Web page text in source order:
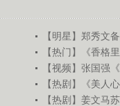
【明星】郑秀文
【热门】《香格
【视频】张国强
【热剧】《美人
【热剧】姜文马